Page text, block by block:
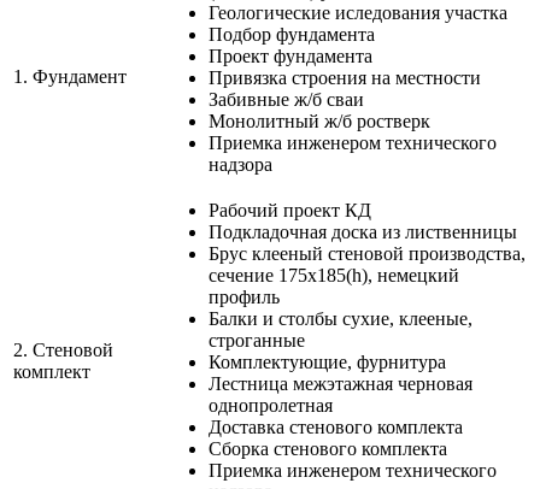
1. Фундамент
Геологические иследования участка
Подбор фундамента
Проект фундамента
Привязка строения на местности
Забивные ж/б сваи
Монолитный ж/б ростверк
Приемка инженером технического
надзора
2. Стеновой
комплект
Рабочий проект КД
Подкладочная доска из лиственницы
Брус клееный стеновой производства,
сечение 175х185(h), немецкий
профиль
Балки и столбы сухие, клееные,
строганные
Комплектующие, фурнитура
Лестница межэтажная черновая
однопролетная
Доставка стенового комплекта
Сборка стенового комплекта
Приемка инженером технического